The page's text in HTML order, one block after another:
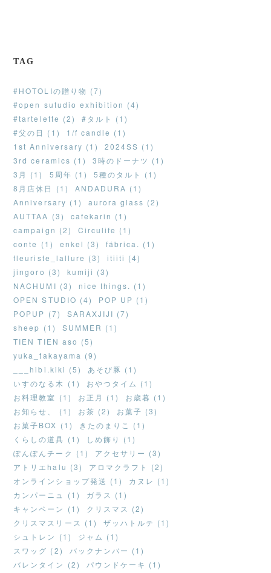
TAG
#HOTOLIの贈り物 (7)
#open sutudio exhibition (4)
#tartelette (2)
#タルト (1)
#父の日 (1)
1/f candle (1)
1st Anniversary (1)
2024SS (1)
3rd ceramics (1)
3時のドーナツ (1)
3月 (1)
5周年 (1)
5種のタルト (1)
8月店休日 (1)
ANDADURA (1)
Anniversary (1)
aurora glass (2)
AUTTAA (3)
cafekarin (1)
campaign (2)
Circulife (1)
conte (1)
enkel (3)
fábrica. (1)
fleuriste_lallure (3)
itiiti (4)
jingoro (3)
kumiji (3)
NACHUMI (3)
nice things. (1)
OPEN STUDIO (4)
POP UP (1)
POPUP (7)
SARAXJIJI (7)
sheep (1)
SUMMER (1)
TIEN TIEN aso (5)
yuka_takayama (9)
___hibi.kiki (5)
あそび豚 (1)
いすのなる木 (1)
おやつタイム (1)
お料理教室 (1)
お正月 (1)
お歳暮 (1)
お知らせ、 (1)
お茶 (2)
お菓子 (3)
お菓子BOX (1)
きたのまりこ (1)
くらしの道具 (1)
しめ飾り (1)
ぽんぽんチーク (1)
アクセサリー (3)
アトリエhalu (3)
アロマクラフト (2)
オンラインショップ発送 (1)
カヌレ (1)
カンパーニュ (1)
ガラス (1)
キャンペーン (1)
クリスマス (2)
クリスマスリース (1)
ザッハトルテ (1)
シュトレン (1)
ジャム (1)
スワッグ (2)
バックナンバー (1)
バレンタイン (2)
パウンドケーキ (1)